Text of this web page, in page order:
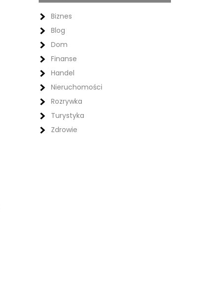
Biznes
Blog
Dom
Finanse
Handel
Nieruchomości
Rozrywka
Turystyka
Zdrowie